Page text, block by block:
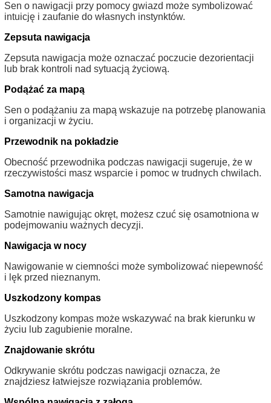
Sen o nawigacji przy pomocy gwiazd może symbolizować
intuicję i zaufanie do własnych instynktów.
Zepsuta nawigacja
Zepsuta nawigacja może oznaczać poczucie dezorientacji
lub brak kontroli nad sytuacją życiową.
Podążać za mapą
Sen o podążaniu za mapą wskazuje na potrzebę planowania
i organizacji w życiu.
Przewodnik na pokładzie
Obecność przewodnika podczas nawigacji sugeruje, że w
rzeczywistości masz wsparcie i pomoc w trudnych chwilach.
Samotna nawigacja
Samotnie nawigując okręt, możesz czuć się osamotniona w
podejmowaniu ważnych decyzji.
Nawigacja w nocy
Nawigowanie w ciemności może symbolizować niepewność
i lęk przed nieznanym.
Uszkodzony kompas
Uszkodzony kompas może wskazywać na brak kierunku w
życiu lub zagubienie moralne.
Znajdowanie skrótu
Odkrywanie skrótu podczas nawigacji oznacza, że
znajdziesz łatwiejsze rozwiązania problemów.